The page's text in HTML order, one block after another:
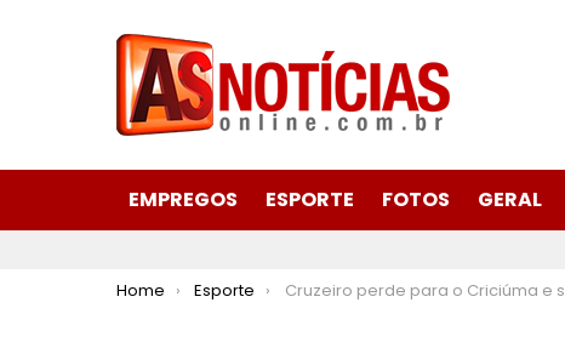
EMPREGOS ESPORTE FOTOS GERAL
You are here:
Home Esporte Cruzeiro perde para o Criciúma e se afasta do G4 do Brasileiro